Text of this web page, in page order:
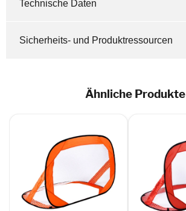
Technische Daten
Sicherheits- und Produktressourcen
Ähnliche Produkte